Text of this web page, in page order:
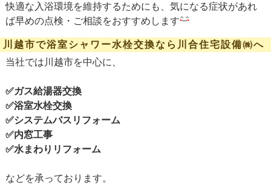
快適な入浴環境を維持するためにも、気になる症状があれ
ば早めの点検・ご相談をおすすめします
川越市で浴室シャワー水栓交換なら川合住宅設備㈱へ
当社では川越市を中心に、
✅ガス給湯器交換
✅浴室水栓交換
✅システムバスリフォーム
✅内窓工事
✅水まわりリフォーム
などを承っております。